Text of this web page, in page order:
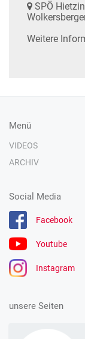
SPÖ
Weitere
Menü
VIDEOS
ARCHIV
Social Media
Facebook
Youtube
Instagram
unsere Seiten